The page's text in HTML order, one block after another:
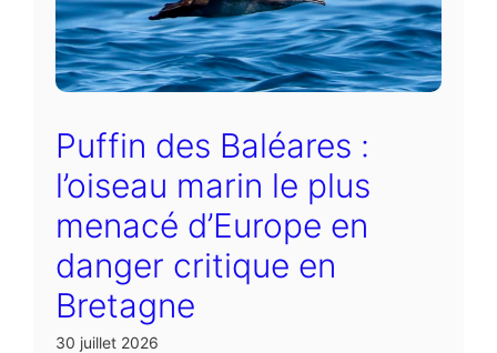
Puffin des Baléares :
l’oiseau marin le plus
menacé d’Europe en
danger critique en
Bretagne
30 juillet 2026